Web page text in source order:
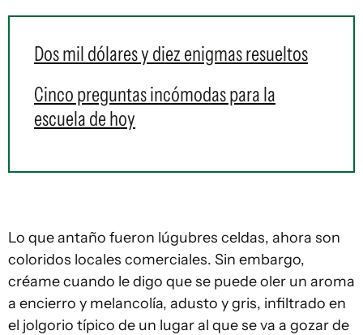
Dos mil dólares y diez enigmas resueltos
Cinco preguntas incómodas para la
escuela de hoy
Lo que antaño fueron lúgubres celdas, ahora son
coloridos locales comerciales. Sin embargo,
créame cuando le digo que se puede oler un aroma
a encierro y melancolía, adusto y gris, infiltrado en
el jolgorio típico de un lugar al que se va a gozar de